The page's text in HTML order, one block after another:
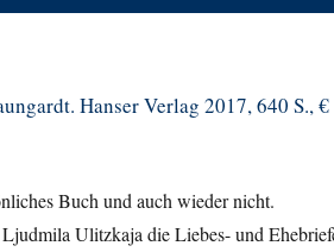
Hanser Verlag 2017, 640 S., €
Buch und auch wieder nicht.
Ulitzkaja die Liebes- und